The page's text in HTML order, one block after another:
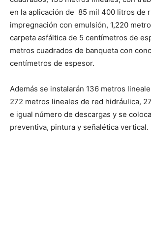
en la aplicación de 85 mil 400 litros de
impregnación con emulsión, 1,220
carpeta asfáltica de 5 centímetros de
metros cuadrados de banqueta con
centímetros de espesor.
Además se instalarán 136 metros
272 metros lineales de red hidráulica,
e igual número de descargas y se
preventiva, pintura y señalética vertical.